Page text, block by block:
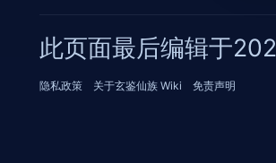
此页面最后编辑于
隐私政策 关于玄鉴仙族 Wiki 免责声明